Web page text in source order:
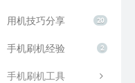
20
用机技巧分享
2
手机刷机经验
手机刷机工具